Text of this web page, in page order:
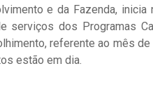
e da Fazenda,
serviços dos Programas
referente ao mês
estão em dia.